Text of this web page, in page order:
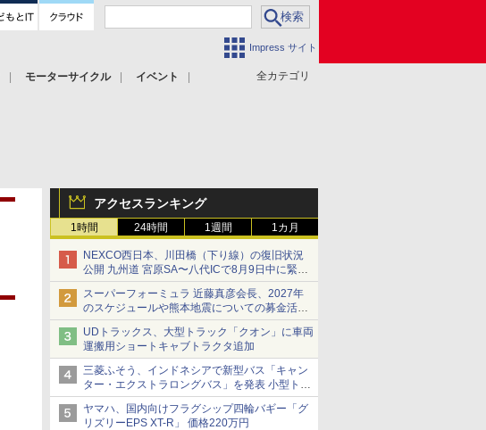
Impress サイト
全カテゴリ
モーターサイクル
イベント
アクセスランキング
1時間 24時間 1週間 1カ月
NEXCO西日本、川田橋（下り線）の復旧状況
公開 九州道 宮原SA〜八代ICで8月9日中に緊急
車両を通行可能に
スーパーフォーミュラ 近藤真彦会長、2027年
のスケジュールや熊本地震についての募金活動
を紹介
UDトラックス、大型トラック「クオン」に車両
運搬用ショートキャブトラクタ追加
三菱ふそう、インドネシアで新型バス「キャン
ター・エクストラロングバス」を発表 小型トラ
ックベースの観光・旅客輸送向けバス
ヤマハ、国内向けフラグシップ四輪バギー「グ
リズリーEPS XT-R」 価格220万円